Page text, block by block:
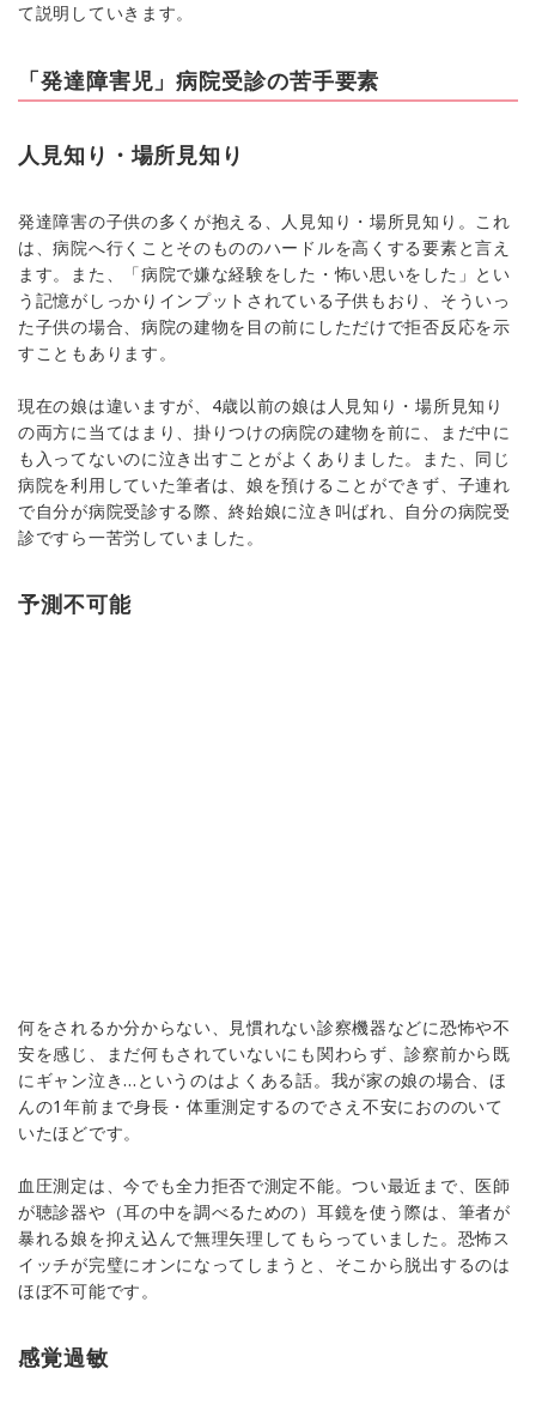
て説明していきます。
「発達障害児」病院受診の苦手要素
人見知り・場所見知り
発達障害の子供の多くが抱える、人見知り・場所見知り。これ
は、病院へ行くことそのもののハードルを高くする要素と言え
ます。また、「病院で嫌な経験をした・怖い思いをした」とい
う記憶がしっかりインプットされている子供もおり、そういっ
た子供の場合、病院の建物を目の前にしただけで拒否反応を示
すこともあります。
現在の娘は違いますが、4歳以前の娘は人見知り・場所見知り
の両方に当てはまり、掛りつけの病院の建物を前に、まだ中に
も入ってないのに泣き出すことがよくありました。また、同じ
病院を利用していた筆者は、娘を預けることができず、子連れ
で自分が病院受診する際、終始娘に泣き叫ばれ、自分の病院受
診ですら一苦労していました。
予測不可能
何をされるか分からない、見慣れない診察機器などに恐怖や不
安を感じ、まだ何もされていないにも関わらず、診察前から既
にギャン泣き…というのはよくある話。我が家の娘の場合、ほ
んの1年前まで身長・体重測定するのでさえ不安におののいて
いたほどです。
血圧測定は、今でも全力拒否で測定不能。つい最近まで、医師
が聴診器や（耳の中を調べるための）耳鏡を使う際は、筆者が
暴れる娘を抑え込んで無理矢理してもらっていました。恐怖ス
イッチが完璧にオンになってしまうと、そこから脱出するのは
ほぼ不可能です。
感覚過敏